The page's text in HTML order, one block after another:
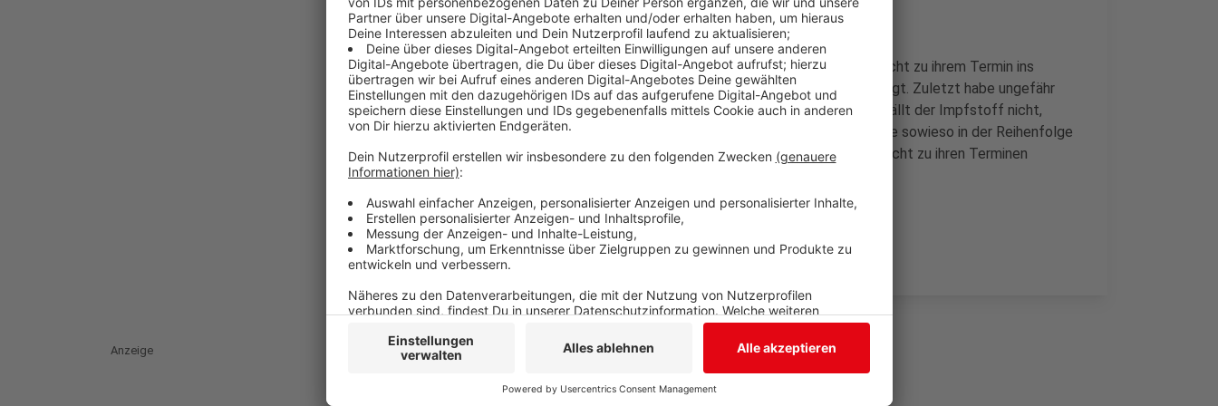
Auch in Siegen-Wittgenstein kommen immer wieder Menschen nicht zu ihrem Termin ins
Impfzentrum. Das hat der Kreis auf Radio Siegen-Anfrage bestätigt. Zuletzt habe ungefähr
jeder Zehnte seinen Termin nicht wahrgenommen. Laut Kreis verfällt der Impfstoff nicht,
sondern für solche Fälle gibt es eine Warteliste mit Menschen, die sowieso in der Reihenfolge
dran wären. Es passiere aber schon wieder seltener, dass Leute nicht zu ihren Terminen
Anzeige
Anzeige